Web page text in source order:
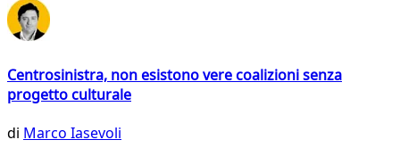
Centrosinistra, non esistono vere coalizioni senza
progetto culturale
di Marco Iasevoli